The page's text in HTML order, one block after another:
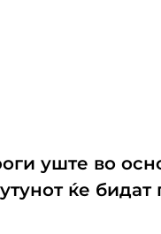
уште во
ќе